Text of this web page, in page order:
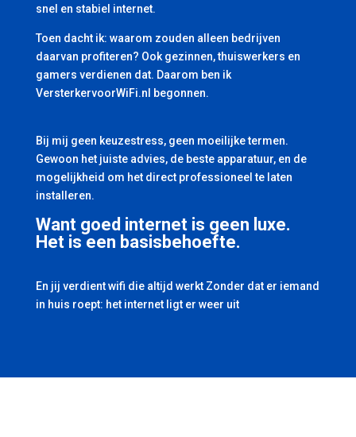
snel en stabiel internet.
Toen dacht ik: waarom zouden alleen bedrijven
daarvan profiteren? Ook gezinnen, thuiswerkers en
gamers verdienen dat. Daarom ben ik
VersterkervoorWiFi.nl begonnen.
Bij mij geen keuzestress, geen moeilijke termen.
Gewoon het juiste advies, de beste apparatuur, en de
mogelijkheid om het direct professioneel te laten
installeren.
Want goed internet is geen luxe.
Het is een basisbehoefte.
En jij verdient wifi die altijd werkt Zonder dat er iemand
in huis roept: het internet ligt er weer uit